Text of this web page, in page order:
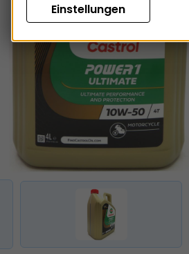
Einstellungen